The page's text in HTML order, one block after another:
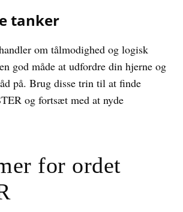
tanker
om tålmodighed og logisk
god måde at udfordre din hjerne og
på. Brug disse trin til at finde
og fortsæt med at nyde
for ordet